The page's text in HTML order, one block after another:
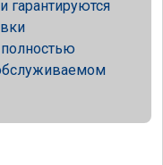
гарантируются
полностью